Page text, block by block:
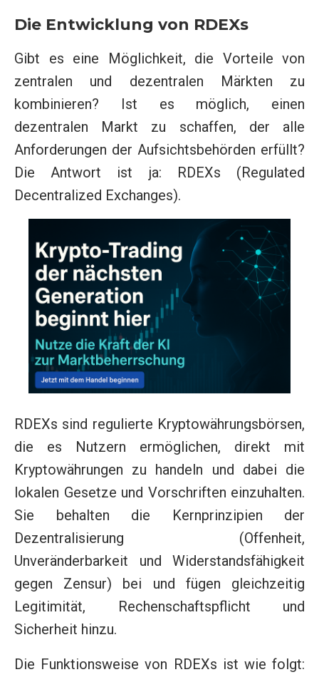
Die Entwicklung von RDEXs
Gibt es eine Möglichkeit, die Vorteile von
zentralen und dezentralen Märkten zu
kombinieren? Ist es möglich, einen
dezentralen Markt zu schaffen, der alle
Anforderungen der Aufsichtsbehörden erfüllt?
Die Antwort ist ja: RDEXs (Regulated
Decentralized Exchanges).
RDEXs sind regulierte Kryptowährungsbörsen,
die es Nutzern ermöglichen, direkt mit
Kryptowährungen zu handeln und dabei die
lokalen Gesetze und Vorschriften einzuhalten.
Sie behalten die Kernprinzipien der
Dezentralisierung (Offenheit,
Unveränderbarkeit und Widerstandsfähigkeit
gegen Zensur) bei und fügen gleichzeitig
Legitimität, Rechenschaftspflicht und
Sicherheit hinzu.
Die Funktionsweise von RDEXs ist wie folgt: